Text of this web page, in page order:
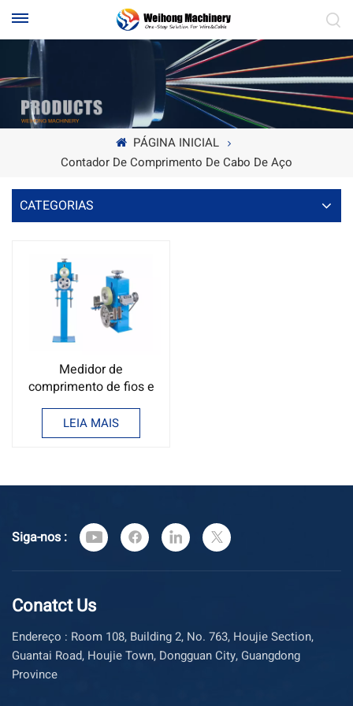
PÁGINA INICIAL
Contador De Comprimento De Cabo De Aço
CATEGORIAS
Medidor de
comprimento de fios e
cabos Contador de
comprimento de fios
LEIA MAIS
Siga-nos :
Conatct Us
Endereço : Room 108, Building 2, No. 763, Houjie Section,
Guantai Road, Houjie Town, Dongguan City, Guangdong
Province